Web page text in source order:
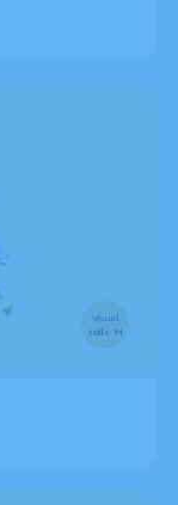
Visuel
taille M